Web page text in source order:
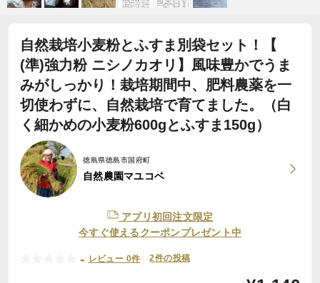
自然栽培小麦粉とふすま別袋セット！【
(準)強力粉 ニシノカオリ】風味豊かでうま
みがしっかり！栽培期間中、肥料農薬を一
切使わずに、自然栽培で育てました。（白
く細かめの小麦粉600gとふすま150g）
徳島県徳島市国府町
自然農園マユコベ
アプリ初回注文限定
今すぐ使えるクーポンプレゼント中
- レビュー 0件 2件の投稿